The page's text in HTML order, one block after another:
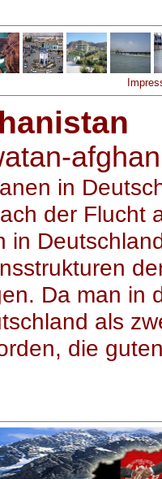
in
der Flucht
in
Da man in
als
die